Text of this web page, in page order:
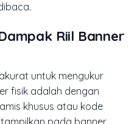
Riil Banner
untuk mengukur
fisik adalah dengan
khusus atau kode